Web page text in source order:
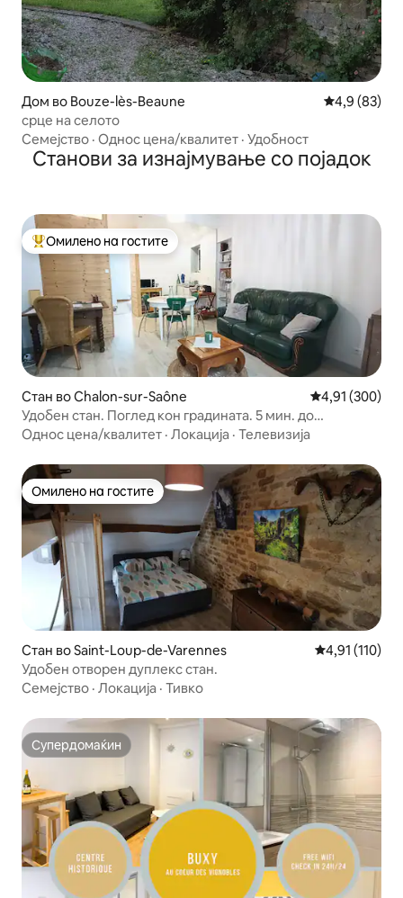
Дом во Bouze-lès-Beaune Просечна
4,9 (83)
срце на селото
Семејство · Однос цена/квалитет · Удобност
Станови за изнајмување со појадок
Меѓу најуспешните „Омилени на гостите“
Омилено на гостите
Стан во Chalon-sur-Saône Просечна
4,91 (300)
Удобен стан. Поглед кон градината. 5 мин. до
станицата и центарот
Однос цена/квалитет · Локација · Телевизија
Омилено на гостите
Омилено на гостите
Стан во Saint-Loup-de-Varennes Просечна
4,91 (110)
Удобен отворен дуплекс стан.
Семејство · Локација · Тивко
Супердомаќин
Супердомаќин